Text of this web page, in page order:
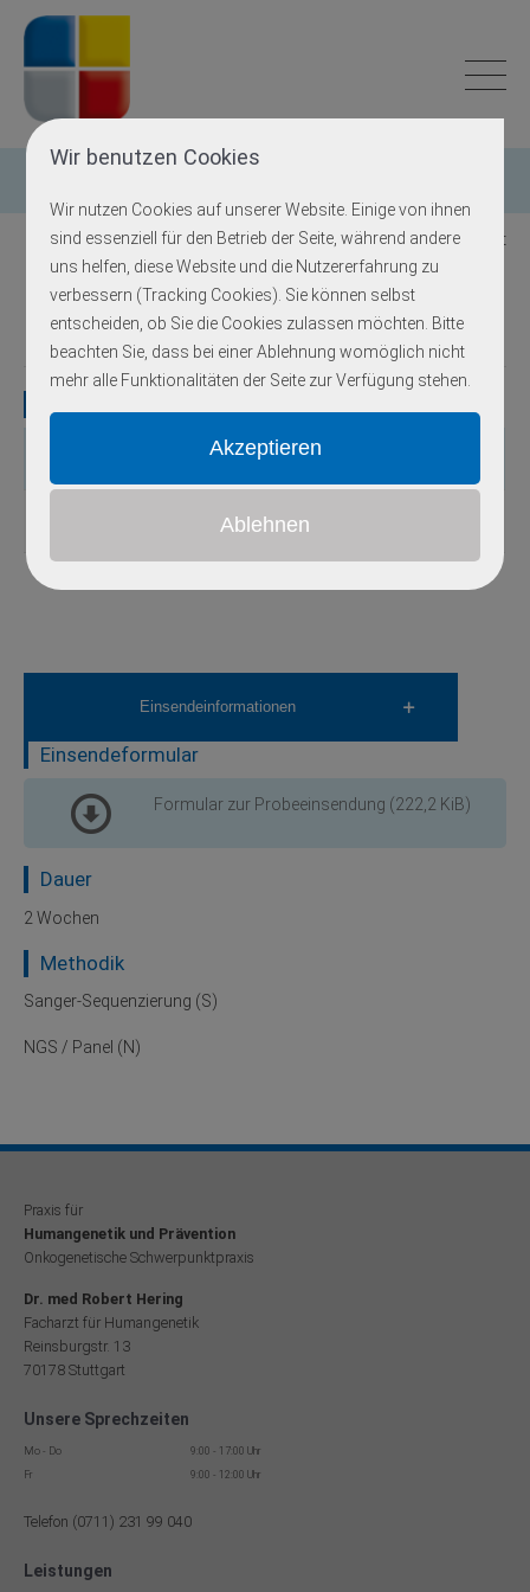
Wir benutzen Cookies
Wir nutzen Cookies auf unserer Website. Einige von ihnen
sind essenziell für den Betrieb der Seite, während andere
uns helfen, diese Website und die Nutzererfahrung zu
verbessern (Tracking Cookies). Sie können selbst
entscheiden, ob Sie die Cookies zulassen möchten. Bitte
beachten Sie, dass bei einer Ablehnung womöglich nicht
mehr alle Funktionalitäten der Seite zur Verfügung stehen.
Zurück zur Übersicht
Nijmegen Breakage Syndrom
Locus Erbgang
autosomal-rezessiv
Einsendeinformationen
Einsendeformular
Formular zur Probeeinsendung (222,2 KiB)
Dauer
2 Wochen
Methodik
Sanger-Sequenzierung (S)
NGS / Panel (N)
Praxis für
Humangenetik und Prävention
Onkogenetische Schwerpunktpraxis
Dr. med Robert Hering
Facharzt für Humangenetik
Reinsburgstr. 13
70178 Stuttgart
Unsere Sprechzeiten
Mo - Do
9:00 - 17:00 Uhr
Fr
9:00 - 12:00 Uhr
Telefon (0711) 231 99 040
Leistungen